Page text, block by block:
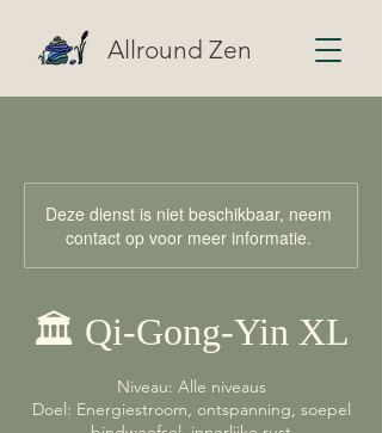
Allround Zen
Deze dienst is niet beschikbaar, neem
contact op voor meer informatie.
🏛️ Qi-Gong-Yin XL
Niveau: Alle niveaus
Doel: Energiestroom, ontspanning, soepel